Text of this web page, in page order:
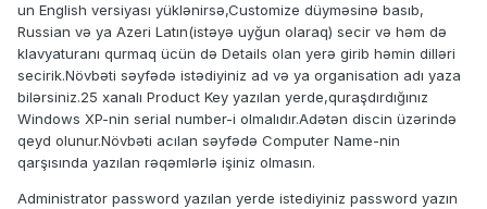
un English versiyası yüklənirsə,Customize düyməsinə basıb,
Russian və ya Azeri Latın(istəyə uyğun olaraq) secir və həm də
klavyaturanı qurmaq ücün də Details olan yerə girib həmin dilləri
secirik.Növbəti səyfədə istədiyiniz ad və ya organisation adı yaza
bilərsiniz.25 xanalı Product Key yazılan yerde,quraşdırdığınız
Windows XP-nin serial number-i olmalıdır.Adətən discin üzərində
qeyd olunur.Növbəti acılan səyfədə Computer Name-nin
qarşısında yazılan rəqəmlərlə işiniz olmasın.
Administrator password yazılan yerde istediyiniz password yazın